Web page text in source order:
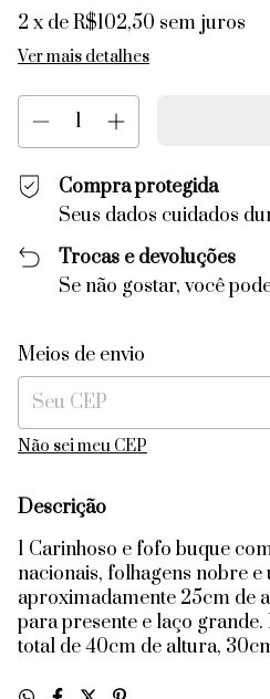
2 x deR$102,50 sem juros
Ver mais detalhes
Compra protegida
Seus dados cuidados
Trocas e devoluções
Se não gostar, você
Entregas para o CEP:
Meios de envio
Não sei meu CEP
Descrição
1 Carinhoso e fofo buque
nacionais, folhagens nobre e
aproximadamente 25cm de
para presente e laço
total de 40cm de altura,